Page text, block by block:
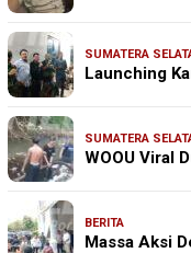
SUMATERA
Launching
SUMATERA
WOOU Viral
BERITA
Massa Aksi